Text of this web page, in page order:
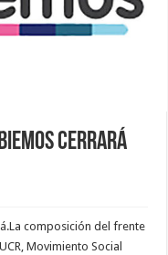
cerrará
composición del frente
Movimiento Social